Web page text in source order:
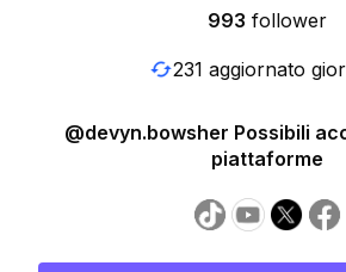
993 follower
231 aggiornato
@devyn.bowsher Possibili
piattaforme